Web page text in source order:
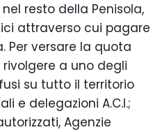
resto della Penisola,
attraverso cui pagare
Per versare la quota
a uno degli
su tutto il territorio
e delegazioni A.C.I.;
Agenzie